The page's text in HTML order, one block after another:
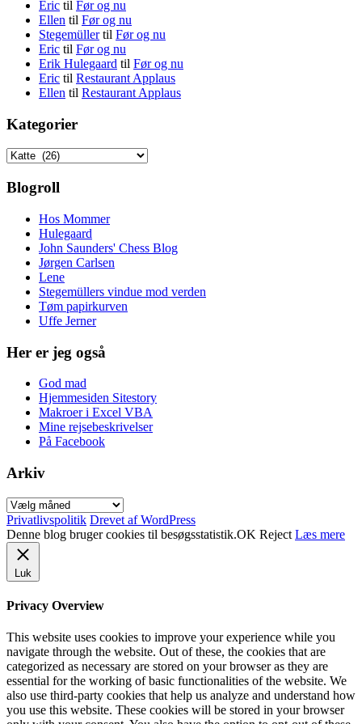
Eric til Før og nu
Ellen til Før og nu
Stegemüllertil Før og nu
Eric til Før og nu
Erik Hulegaard til Før og nu
Eric til Restaurant Applaus
Ellen til Restaurant Applaus
Kategorier
Kategorier
Blogroll
Hos Mommer
Hulegaard
John Saunders' Chess Blog
Jørgen Carlsen
Lene
Stegemüllers vindue mod verden
Tøm papirkurven
Uffe Jerner
Her er jeg også
God mad
Hjemmesiden Sitestory
Makroer i Excel VBA
Mine rejsebeskrivelser
På Facebook
Arkiv
Arkiv
Privatlivspolitik Drevet af WordPress
Denne blog bruger cookies til besøgsstatistik.OK Reject Læs mere
Luk
Privacy Overview
This website uses cookies to improve your experience while you
navigate through the website. Out of these, the cookies that are
categorized as necessary are stored on your browser as they are
essential for the working of basic functionalities of the website. We
also use third-party cookies that help us analyze and understand how
you use this website. These cookies will be stored in your browser